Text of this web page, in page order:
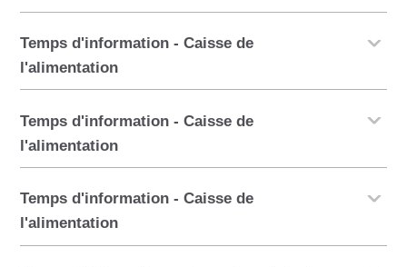
Temps d'information - Caisse de
l'alimentation
Temps d'information - Caisse de
l'alimentation
Temps d'information - Caisse de
l'alimentation